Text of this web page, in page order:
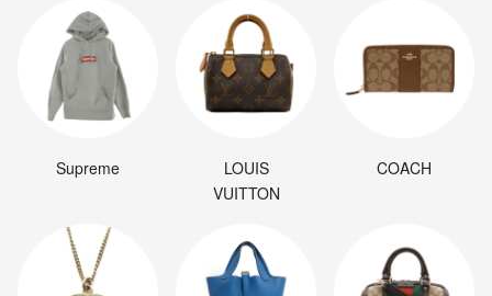
Supreme
LOUIS
VUITTON
COACH